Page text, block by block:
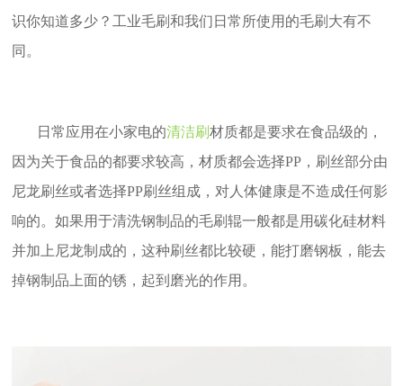
识你知道多少？工业毛刷和我们日常所使用的毛刷大有不
同。
日常应用在小家电的清洁刷材质都是要求在食品级的，
因为关于食品的都要求较高，材质都会选择PP，刷丝部分由
尼龙刷丝或者选择PP刷丝组成，对人体健康是不造成任何影
响的。如果用于清洗钢制品的毛刷辊一般都是用碳化硅材料
并加上尼龙制成的，这种刷丝都比较硬，能打磨钢板，能去
掉钢制品上面的锈，起到磨光的作用。